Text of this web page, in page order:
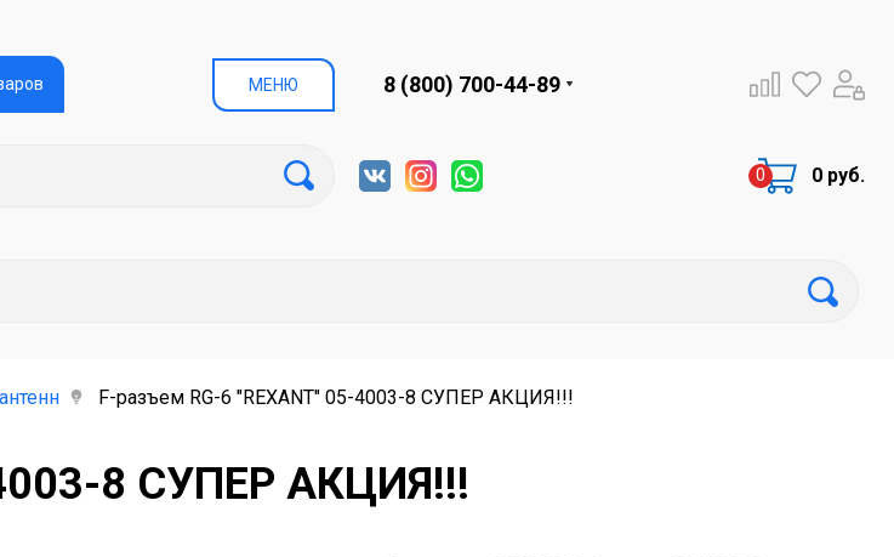
МЕНЮ 8 (800) 700-44-89
0 руб.
F-разъем RG-6 "REXANT" 05-4003-8 СУПЕР АКЦИЯ!!!
8 СУПЕР АКЦИЯ!!!